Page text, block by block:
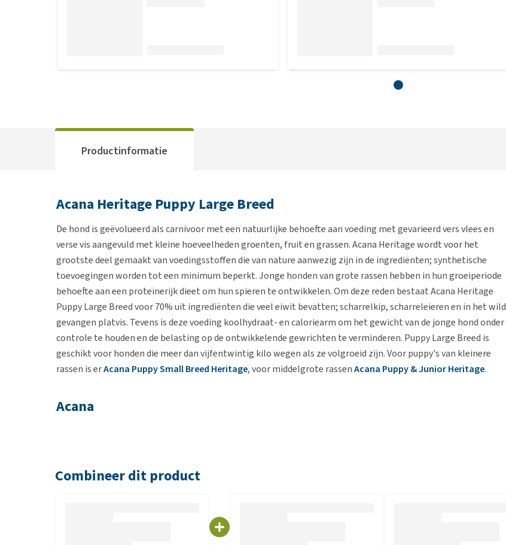
Productinformatie
Acana Heritage Puppy Large Breed
De hond is geëvolueerd als carnivoor met een natuurlijke behoefte aan voeding met gevarieerd vers vlees en
verse vis aangevuld met kleine hoeveelheden groenten, fruit en grassen. Acana Heritage wordt voor het
grootste deel gemaakt van voedingsstoffen die van nature aanwezig zijn in de ingrediënten; synthetische
toevoegingen worden tot een minimum beperkt. Jonge honden van grote rassen hebben in hun groeiperiode
behoefte aan een proteïnerijk dieet om hun spieren te ontwikkelen. Om deze reden bestaat Acana Heritage
Puppy Large Breed voor 70% uit ingrediënten die veel eiwit bevatten; scharrelkip, scharreleieren en in het wild
gevangen platvis. Tevens is deze voeding koolhydraat- en caloriearm om het gewicht van de jonge hond onder
controle te houden en de belasting op de ontwikkelende gewrichten te verminderen. Puppy Large Breed is
geschikt voor honden die meer dan vijfentwintig kilo wegen als ze volgroeid zijn. Voor puppy's van kleinere
rassen is erAcana Puppy Small Breed Heritage, voor middelgrote rassenAcana Puppy & Junior Heritage.
Acana
vis, groenten, fruit en kruiden afgestemd op de behoefte en levensfase van uw hond.
Biologically Appropriate™
Biologically Appropriate diervoeding bestaat voor een groot deel uit verse ingrediënten. Een ander facet van
Combineer dit product